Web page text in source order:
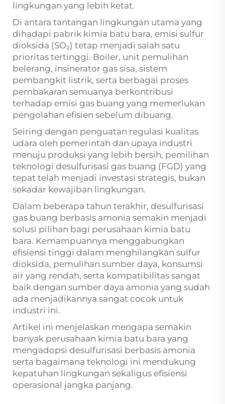
lingkungan yang lebih ketat.
Di antara tantangan lingkungan utama yang
dihadapi pabrik kimia batu bara, emisi sulfur
dioksida (SO₂) tetap menjadi salah satu
prioritas tertinggi. Boiler, unit pemulihan
belerang, insinerator gas sisa, sistem
pembangkit listrik, serta berbagai proses
pembakaran semuanya berkontribusi
terhadap emisi gas buang yang memerlukan
pengolahan efisien sebelum dibuang.
Seiring dengan penguatan regulasi kualitas
udara oleh pemerintah dan upaya industri
menuju produksi yang lebih bersih, pemilihan
teknologi desulfurisasi gas buang (FGD) yang
tepat telah menjadi investasi strategis, bukan
sekadar kewajiban lingkungan.
Dalam beberapa tahun terakhir, desulfurisasi
gas buang berbasis amonia semakin menjadi
solusi pilihan bagi perusahaan kimia batu
bara. Kemampuannya menggabungkan
efisiensi tinggi dalam menghilangkan sulfur
dioksida, pemulihan sumber daya, konsumsi
air yang rendah, serta kompatibilitas sangat
baik dengan sumber daya amonia yang sudah
ada menjadikannya sangat cocok untuk
industri ini.
Artikel ini menjelaskan mengapa semakin
banyak perusahaan kimia batu bara yang
mengadopsi desulfurisasi berbasis amonia
serta bagaimana teknologi ini mendukung
kepatuhan lingkungan sekaligus efisiensi
operasional jangka panjang.